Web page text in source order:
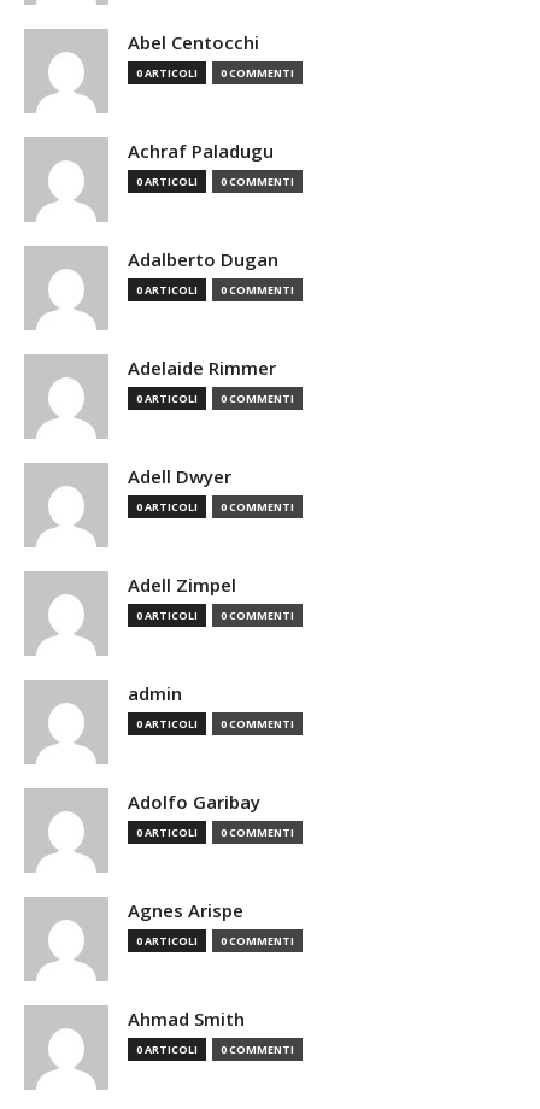
Abel Centocchi
0 ARTICOLI 0 COMMENTI
Achraf Paladugu
0 ARTICOLI 0 COMMENTI
Adalberto Dugan
0 ARTICOLI 0 COMMENTI
Adelaide Rimmer
0 ARTICOLI 0 COMMENTI
Adell Dwyer
0 ARTICOLI 0 COMMENTI
Adell Zimpel
0 ARTICOLI 0 COMMENTI
admin
0 ARTICOLI 0 COMMENTI
Adolfo Garibay
0 ARTICOLI 0 COMMENTI
Agnes Arispe
0 ARTICOLI 0 COMMENTI
Ahmad Smith
0 ARTICOLI 0 COMMENTI